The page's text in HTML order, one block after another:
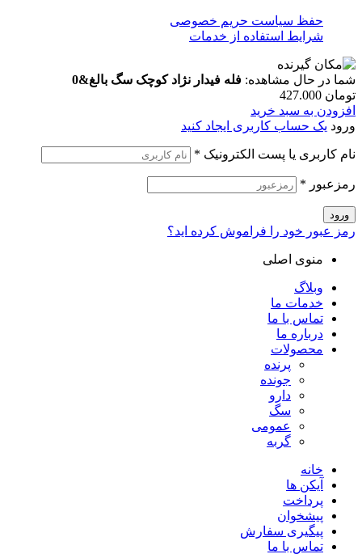
حفظ سیاست حریم خصوصی
شرایط استفاده از خدمات
شما در حال مشاهده: فله فیدار نژاد کوچک سگ بالغ&0
تومان
افزودن به سبد خرید
ورود یک حساب کاربری ایجاد کنید
نام کاربری یا پست الکترونیک *
رمزعبور *
ورود
رمز عبور خود را فراموش کرده اید؟
منوی اصلی
وبلاگ
خدمات ما
تماس با ما
درباره ما
محصولات
پرنده
جونده
دارو
سگ
عمومی
گربه
خانه
آیکن ها
پرداخت
پیشخوان
پیگیری سفارش
تماس با ما